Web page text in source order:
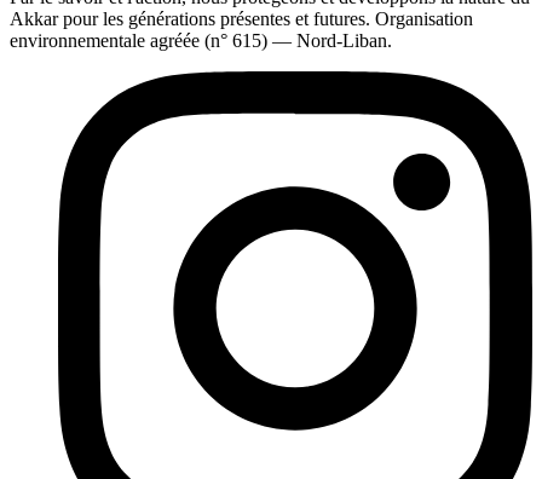
Akkar pour les générations présentes et futures. Organisation
environnementale agréée (n° 615) — Nord-Liban.